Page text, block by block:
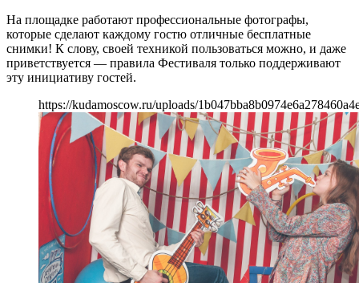
На площадке работают профессиональные фотографы,
которые сделают каждому гостю отличные бесплатные
снимки! К слову, своей техникой пользоваться можно, и даже
приветствуется — правила Фестиваля только поддерживают
эту инициативу гостей.
https://kudamoscow.ru/uploads/